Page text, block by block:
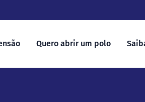
Quero abrir um polo